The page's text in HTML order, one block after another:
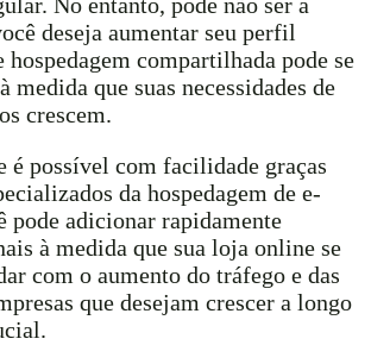
deseja aumentar seu perfil
hospedagem compartilhada pode se
que suas necessidades de
crescem.
é possível com facilidade graças
da hospedagem de e-
pode adicionar rapidamente
à medida que sua loja online se
com o aumento do tráfego e das
que desejam crescer a longo